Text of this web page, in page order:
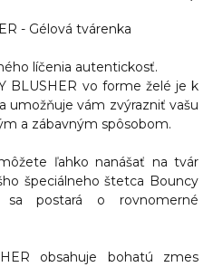
- Gélová tvárenka
líčenia autentickosť.
BLUSHER vo forme želé je k
umožňuje vám zvýrazniť vašu
a zábavným spôsobom.
ľahko nanášať na tvár
špeciálneho štetca Bouncy
postará o rovnomerné
obsahuje bohatú zmes